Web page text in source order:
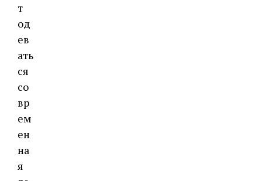
т
од
ев
ать
ся
со
вр
ем
ен
на
я